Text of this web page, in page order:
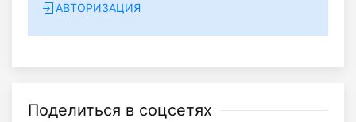
АВТОРИЗАЦИЯ
Поделиться в соцсетях